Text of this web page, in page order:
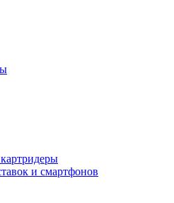
и смартфонов